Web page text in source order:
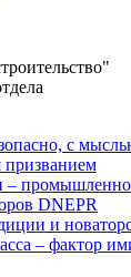
с
призванием
–
DNEPR
и
– фактор